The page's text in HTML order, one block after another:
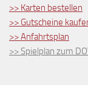
>> Karten bestellen
>> Gutscheine
>> Anfahrtsplan
>> Spielplan zum